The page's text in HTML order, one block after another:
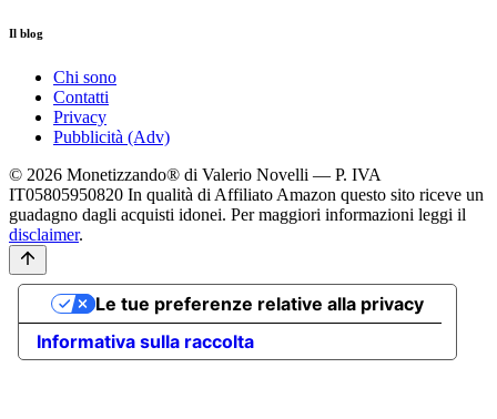
Il blog
Chi sono
Contatti
Privacy
Pubblicità (Adv)
© 2026 Monetizzando® di Valerio Novelli — P. IVA
IT05805950820 In qualità di Affiliato Amazon questo sito riceve un
guadagno dagli acquisti idonei. Per maggiori informazioni leggi il
disclaimer.
Informativa sulla raccolta
Le tue preferenze relative alla privacy